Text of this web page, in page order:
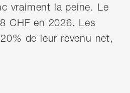
vraiment la peine. Le
CHF en 2026. Les
de leur revenu net,